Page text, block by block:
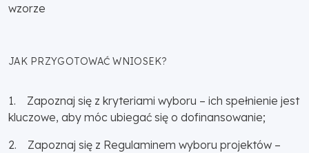
wzorze
JAK PRZYGOTOWAĆ WNIOSEK?
1. Zapoznaj się z kryteriami wyboru – ich spełnienie jest
kluczowe, aby móc ubiegać się o dofinansowanie;
2. Zapoznaj się z Regulaminem wyboru projektów –